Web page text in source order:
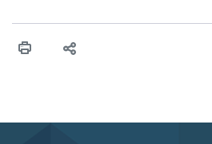
higiéniai szabályok betartása, a
biztonsági Hivatal (Nébih) Oktatási